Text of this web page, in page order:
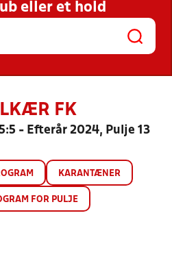
KLUBBER OG
HOLD
eller et hold
FK
- Efterår 2024, Pulje 13
KARANTÆNER
FOR PULJE